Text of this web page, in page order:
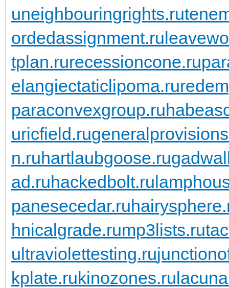
uneighbouringrights.ru
ordedassignment.ru
tplan.rurecessioncone.ru
elangiectaticlipoma.ru
paraconvexgroup.ru
uricfield.ru
n.ruhartlaubgoose.ru
ad.ruhackedbolt.ru
panesecedar.ru
hnicalgrade.rump3lists.ru
ultraviolettesting.ru
kplate.rukinozones.ru